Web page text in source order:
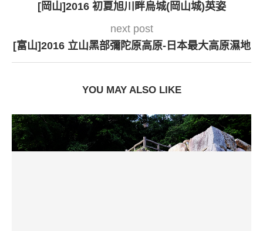
[岡山]2016 初夏旭川畔烏城(岡山城)英姿
next post
[富山]2016 立山黑部彌陀原高原-日本最大高原濕地
YOU MAY ALSO LIKE